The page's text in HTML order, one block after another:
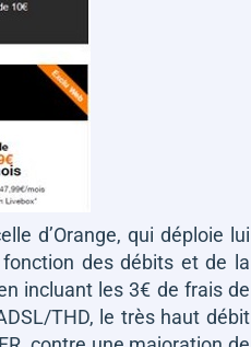
d’Orange, qui déploie lui
des débits et de la
incluant les 3€ de frais de
THD, le très haut débit